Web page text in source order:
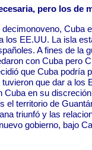
pero los de
decimonoveno, Cuba
los EE.UU. La isla
A fines de la
con Cuba pero
que Cuba podría
que dar a los
Cuba en su
el territorio de
triunfó y las
gobierno, bajo